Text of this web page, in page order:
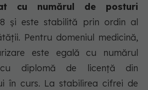
cu numărul de posturi
și este stabilită prin ordin al
Pentru domeniul medicină,
este egală cu numărul
cu diplomă de licență din
în curs. La stabilirea cifrei de